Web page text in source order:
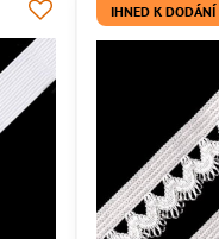
IHNED K DODÁNÍ